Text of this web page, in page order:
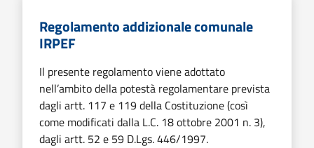
Regolamento addizionale comunale
IRPEF
Il presente regolamento viene adottato
nell’ambito della potestà regolamentare prevista
dagli artt. 117 e 119 della Costituzione (così
come modificati dalla L.C. 18 ottobre 2001 n. 3),
dagli artt. 52 e 59 D.Lgs. 446/1997.